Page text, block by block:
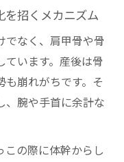
を招くメカニズム
でなく、肩甲骨や骨
ています。産後は骨
も崩れがちです。そ
、腕や手首に余計な
この際に体幹からし